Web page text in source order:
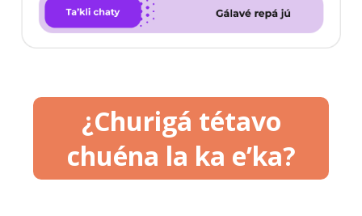
¿Churigá tétavo
chuéna la ka e’ka?